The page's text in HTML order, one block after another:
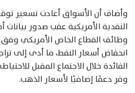
وأضاف أن الأسواق أعادت تسعير
النقدية الأمريكية عقب صدور
انخفاض أسعار النفط، ما أدى إلى
الفائدة خلال الاجتماع المقبل
وفر دعمًا إضافيًا لأسعار الذهب.